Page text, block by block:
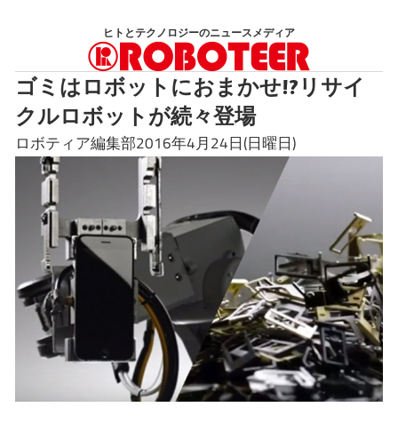
ン
ツ
へ
ヒトとテクノロジーのニュースメディア
ゴミはロボットにおまかせ!?リサイ
クルロボットが続々登場
ロボティア編集部2016年4月24日(日曜日)